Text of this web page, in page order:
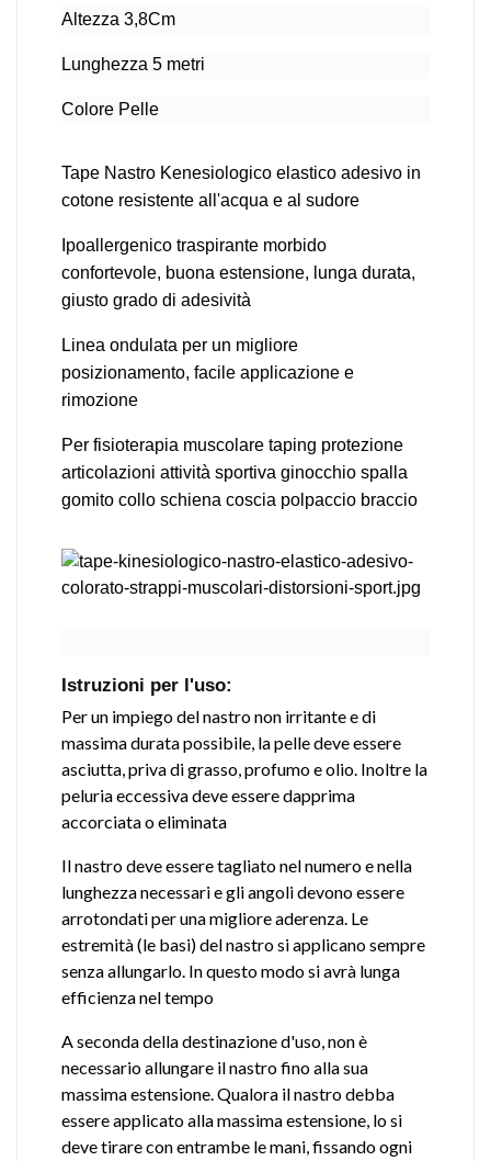
Altezza 3,8Cm
Lunghezza 5 metri
Colore Pelle
Tape Nastro Kenesiologico elastico adesivo in
cotone resistente all'acqua e al sudore
Ipoallergenico traspirante morbido
confortevole, buona estensione, lunga durata,
giusto grado di adesività
Linea ondulata per un migliore
posizionamento, facile applicazione e
rimozione
Per fisioterapia muscolare taping protezione
articolazioni attività sportiva ginocchio spalla
gomito collo schiena coscia polpaccio braccio
Istruzioni per l'uso:
Per un impiego del nastro non irritante e di
massima durata possibile, la pelle deve essere
asciutta, priva di grasso, profumo e olio. Inoltre la
peluria eccessiva deve essere dapprima
accorciata o eliminata
Il nastro deve essere tagliato nel numero e nella
lunghezza necessari e gli angoli devono essere
arrotondati per una migliore aderenza. Le
estremità (le basi) del nastro si applicano sempre
senza allungarlo. In questo modo si avrà lunga
efficienza nel tempo
A seconda della destinazione d'uso, non è
necessario allungare il nastro fino alla sua
massima estensione. Qualora il nastro debba
essere applicato alla massima estensione, lo si
deve tirare con entrambe le mani, fissando ogni